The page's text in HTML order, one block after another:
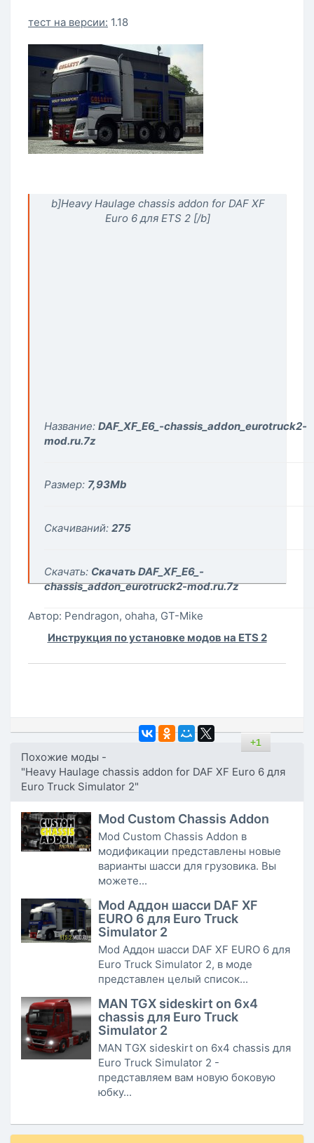
тест на версии: 1.18
b]Heavy Haulage chassis addon for DAF XF
Euro 6 для ETS 2 [/b]
Название: DAF_XF_E6_-chassis_addon_eurotruck2-
mod.ru.7z
Размер: 7,93Mb
Скачиваний: 275
Скачать: Скачать DAF_XF_E6_-
chassis_addon_eurotruck2-mod.ru.7z
Автор: Pendragon, ohaha, GT-Mike
Инструкция по установке модов на ETS 2
+1
Похожие моды -
"Heavy Haulage chassis addon for DAF XF Euro 6 для
Euro Truck Simulator 2"
Mod Custom Chassis Addon
Mod Custom Chassis Addon в
модификации представлены новые
варианты шасси для грузовика. Вы
можете...
Mod Аддон шасси DAF XF
EURO 6 для Euro Truck
Simulator 2
Mod Аддон шасси DAF XF EURO 6 для
Euro Truck Simulator 2, в моде
представлен целый список...
MAN TGX sideskirt on 6х4
chassis для Euro Truck
Simulator 2
MAN TGX sideskirt on 6х4 chassis для
Euro Truck Simulator 2 -
представляем вам новую боковую
юбку...